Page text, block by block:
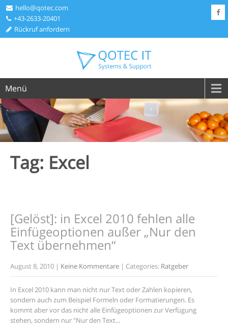
hello@qotec.com
+43-2633-20401
Rückruf anfordern
Menü
Tag: Excel
[Gelöst]: in Excel 2010 fehlen alle
Einfügeoptionen außer „Nur den
Text übernehmen“
August 8, 2010 | Keine Kommentare | Categories: Ratgeber
In Excel 2010 kann man nicht nur Text oder Zahlen kopieren,
sondern auch zum Beispiel Formeln oder Formatierungen. Es
kommt aber vor das nicht alle Einfügeoptionen zur Verfügung
stehen, sondern nur "Nur den Text...